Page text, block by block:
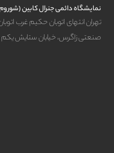
نمایشگاه دائمی جنرال کابین
تهران انتهای اتوبان حکیم غرب
صنعتی زاگرس، خیابان ستایش یکم